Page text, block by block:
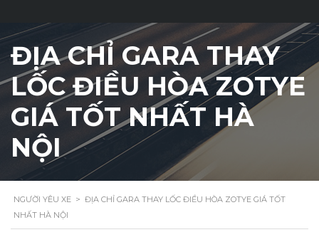
ĐỊA CHỈ GARA THAY
LỐC ĐIỀU HÒA ZOTYE
GIÁ TỐT NHẤT HÀ
NỘI
NGƯỜI YÊU XE > ĐỊA CHỈ GARA THAY LỐC ĐIỀU HÒA ZOTYE GIÁ TỐT
NHẤT HÀ NỘI